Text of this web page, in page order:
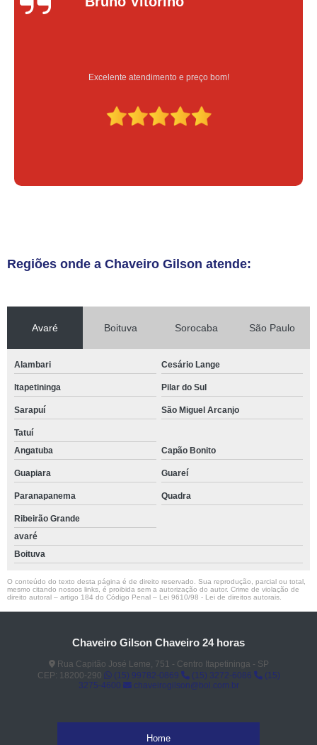
Serviço feito na hora e de qualidade
Regiões onde a Chaveiro Gilson atende:
Avaré Boituva Sorocaba São Paulo
Alambari Cesário Lange
Itapetininga Pilar do Sul
Sarapuí São Miguel Arcanjo
Tatuí
Angatuba
Capão Bonito
Guapiara Guareí
Paranapanema Quadra
Ribeirão Grande
avaré
Boituva
O conteúdo do texto desta página é de direito reservado. Sua reprodução, parcial ou total,
mesmo citando nossos links, é proibida sem a autorização do autor. Crime de violação de
direito autoral – artigo 184 do Código Penal – Lei 9610/98 - Lei de direitos autorais
Chaveiro Gilson Chaveiro 24 horas
Rua Capitão José Leme, 751 - Centro Itapetininga - SP
CEP: 18200-290
(15) 99782-0869 (15) 3272-6086
(15)
3275-4600
chaveirogilson@bol.com.br
Home